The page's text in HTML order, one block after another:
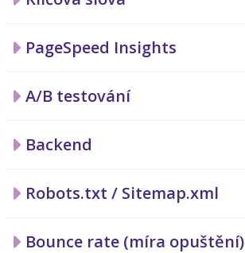
PageSpeed Insights
A/B testování
Backend
Robots.txt / Sitemap.xml
Bounce rate (míra opuštění)